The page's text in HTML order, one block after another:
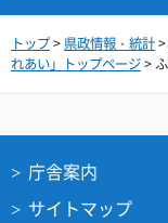
トップ> 県政情報・統計>
れあい」トップページ>
庁舎案内
サイトマップ